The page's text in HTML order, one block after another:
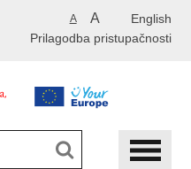
English
A A
Prilagodba pristupačnosti